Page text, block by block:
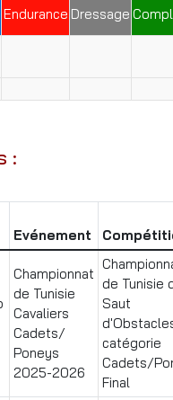
Endurance Dressage
:
Evénement
Championnat
de Tunisie
Cavaliers
Cadets/
Poneys
2025-2026
de Tunisie
Saut
catégorie
Cadets/
Final